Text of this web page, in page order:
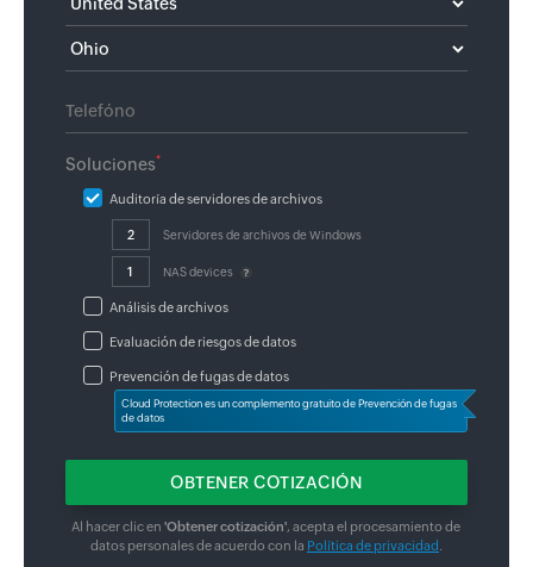
*
Soluciones
Auditoría de servidores de archivos
Servidores de archivos de Windows
NAS devices
Análisis de archivos
Evaluación de riesgos de datos
Prevención de fugas de datos
Cloud Protection es un complemento gratuito de Prevención de fugas
de datos
Al hacer clic en'Obtener cotización', acepta el procesamiento de
datos personales de acuerdo con la Política de privacidad